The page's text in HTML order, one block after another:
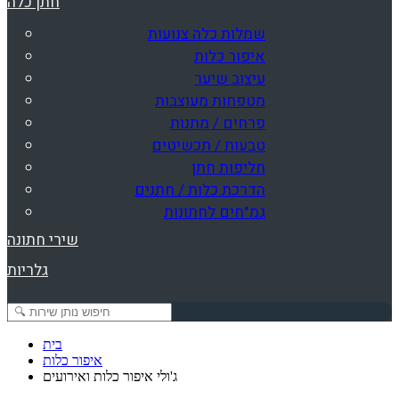
שמלות כלה צנועות
איפור כלות
עיצוב שיער
מטפחות מעוצבות
פרחים / מתנות
טבעות / תכשיטים
חליפות חתן
הדרכת כלות / חתנים
גמ"חים לחתונות
שירי חתונה
גלריות
בית
איפור כלות
ג'ולי איפור כלות ואירועים